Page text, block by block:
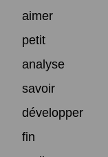
aimer
petit
analyse
savoir
développer
fin